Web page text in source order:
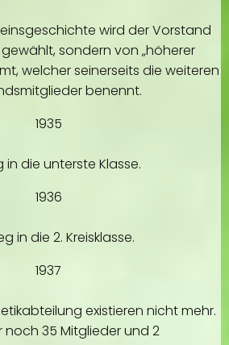
wird der Vorstand
sondern von „höherer
welcher seinerseits die weiteren
benennt.
1935
in die unterste Klasse.
1936
in die 2. Kreisklasse.
1937
existieren nicht mehr.
noch 35 Mitglieder und 2